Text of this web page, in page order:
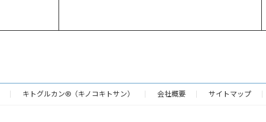
キトグルカン®（キノコキトサン） 会社概要 サイトマップ